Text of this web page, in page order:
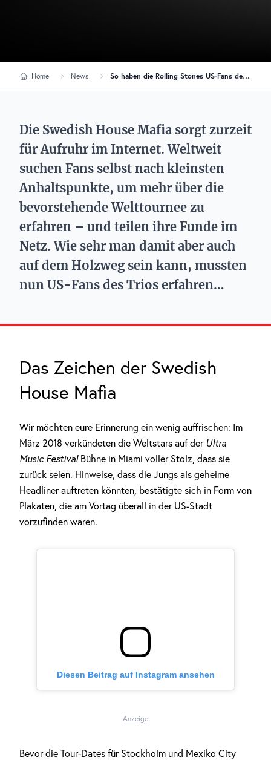
Home News So haben die Rolling Stones US-Fans der Swedish House Mafia verwirrt!
Die Swedish House Mafia sorgt zurzeit
für Aufruhr im Internet. Weltweit
suchen Fans selbst nach kleinsten
Anhaltspunkte, um mehr über die
bevorstehende Welttournee zu
erfahren – und teilen ihre Funde im
Netz. Wie sehr man damit aber auch
auf dem Holzweg sein kann, mussten
nun US-Fans des Trios erfahren…
Das Zeichen der Swedish
House Mafia
Wir möchten eure Erinnerung ein wenig auffrischen: Im
März 2018 verkündeten die Weltstars auf der Ultra
Music FestivalBühne in Miami voller Stolz, dass sie
zurück seien. Hinweise, dass die Jungs als geheime
Headliner auftreten könnten, bestätigte sich in Form von
Plakaten, die am Vortag überall in der US-Stadt
vorzufinden waren.
Diesen Beitrag auf Instagram ansehen
Anzeige
Bevor die Tour-Dates für Stockholm und Mexiko City